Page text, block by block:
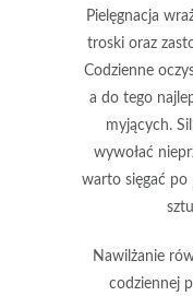
Pielęgnacja
troski oraz
Codzienne
a do tego
myjących.
wywołać
warto sięgać
Nawilżanie
codziennej